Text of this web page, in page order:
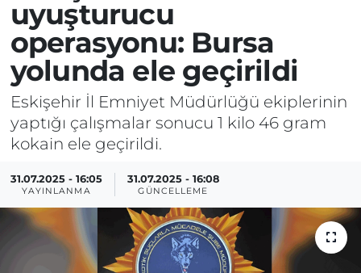
uyuşturucu
operasyonu: Bursa
yolunda ele geçirildi
Eskişehir İl Emniyet Müdürlüğü ekiplerinin
yaptığı çalışmalar sonucu 1 kilo 46 gram
kokain ele geçirildi.
31.07.2025 - 16:05
YAYINLANMA
31.07.2025 - 16:08
GÜNCELLEME
EKONOMİ
SİYASET
SPOR
EKONOMİ
SAĞLIK
TEKNOLOJİ
BÖLGE
YAŞAM
TFF 3.Lig 4.Grup Puan Durumu ve Fikstür
Tüm Manşetler
Son Dakika Haberleri
Haber Arşivi